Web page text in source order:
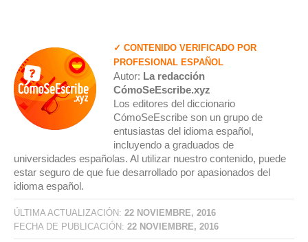
✓ CONTENIDO VERIFICADO POR
PROFESIONAL ESPAÑOL
Autor: La redacción
CómoSeEscribe.xyz
Los editores del diccionario
CómoSeEscribe son un grupo de
entusiastas del idioma español,
incluyendo a graduados de
universidades españolas. Al utilizar nuestro contenido, puede
estar seguro de que fue desarrollado por apasionados del
idioma español.
ÚLTIMA ACTUALIZACIÓN: 22 NOVIEMBRE, 2016
FECHA DE PUBLICACIÓN: 22 NOVIEMBRE, 2016